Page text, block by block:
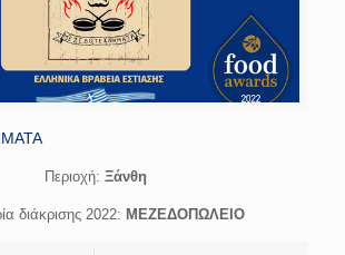
Περιοχή: Ξάνθη
διάκρισης 2022: ΜΕΖΕΔΟΠΩΛΕΙΟ